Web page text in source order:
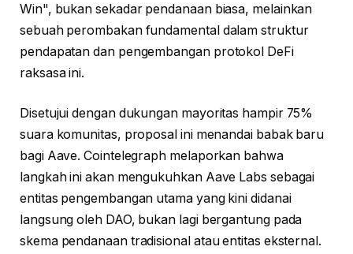
Win", bukan sekadar pendanaan biasa, melainkan
sebuah perombakan fundamental dalam struktur
pendapatan dan pengembangan protokol DeFi
raksasa ini.
Disetujui dengan dukungan mayoritas hampir 75%
suara komunitas, proposal ini menandai babak baru
bagi Aave. Cointelegraph melaporkan bahwa
langkah ini akan mengukuhkan Aave Labs sebagai
entitas pengembangan utama yang kini didanai
langsung oleh DAO, bukan lagi bergantung pada
skema pendanaan tradisional atau entitas eksternal.